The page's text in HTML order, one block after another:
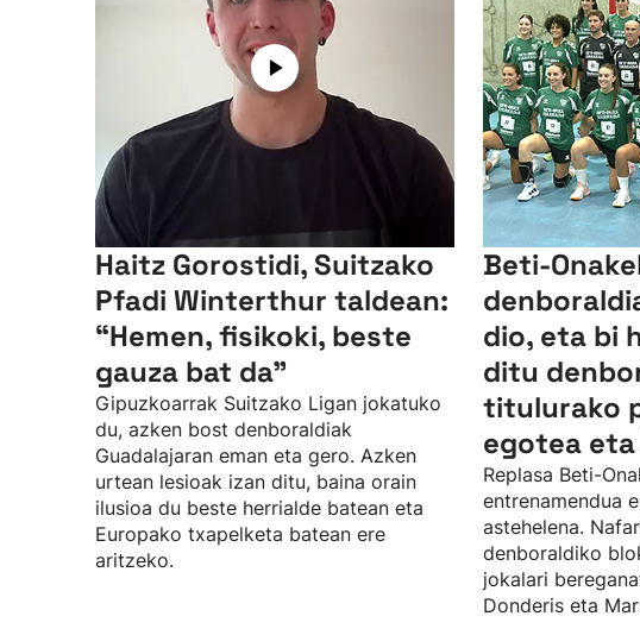
Haitz Gorostidi, Suitzako
Pfadi Winterthur taldean:
“Hemen, fisikoki, beste
gauza bat da”
Gipuzkoarrak Suitzako Ligan jokatuko
du, azken bost denboraldiak
Guadalajaran eman eta gero. Azken
urtean lesioak izan ditu, baina orain
ilusioa du beste herrialde batean eta
Europako txapelketa batean ere
aritzeko.
Beti-
dio, eta bi
ditu
titulurako
egotea eta
Replasa Beti-
entrenamendua
astehelena.
denboraldiko
jokalari
Donderis eta